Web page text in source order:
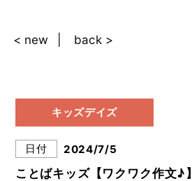
< new back >
キッズデイズ
日付 2024/7/5
ことばキッズ【ワクワク作文♪】